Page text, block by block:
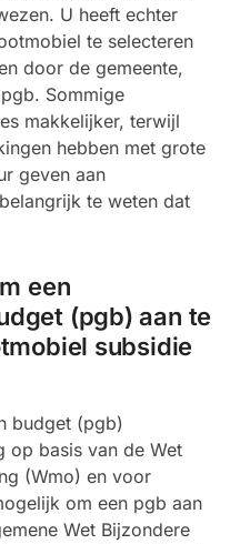
U heeft echter
te selecteren
door de gemeente,
Sommige
makkelijker, terwijl
hebben met grote
geven aan
te weten dat
een
(pgb) aan te
subsidie
budget (pgb)
op basis van de Wet
(Wmo) en voor
om een pgb aan
Wet Bijzondere